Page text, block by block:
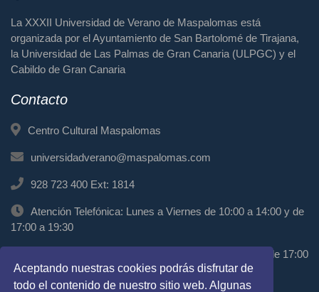
Aceptando nuestras cookies podrás disfrutar de
todo el contenido de nuestro sitio web. Algunas
La XXXII Universidad de Verano de Maspalomas está
organizada por el Ayuntamiento de San Bartolomé de Tirajana,
la Universidad de Las Palmas de Gran Canaria (ULPGC) y el
Cabildo de Gran Canaria
Contacto
Centro Cultural Maspalomas
universidadverano@maspalomas.com
928 723 400 Ext: 1814
Atención Telefónica: Lunes a Viernes de 10:00 a 14:00 y de
17:00 a 19:30
Atención Presencial: Miércoles de 11:00 a 13:00 y de 17:00
a 19:00